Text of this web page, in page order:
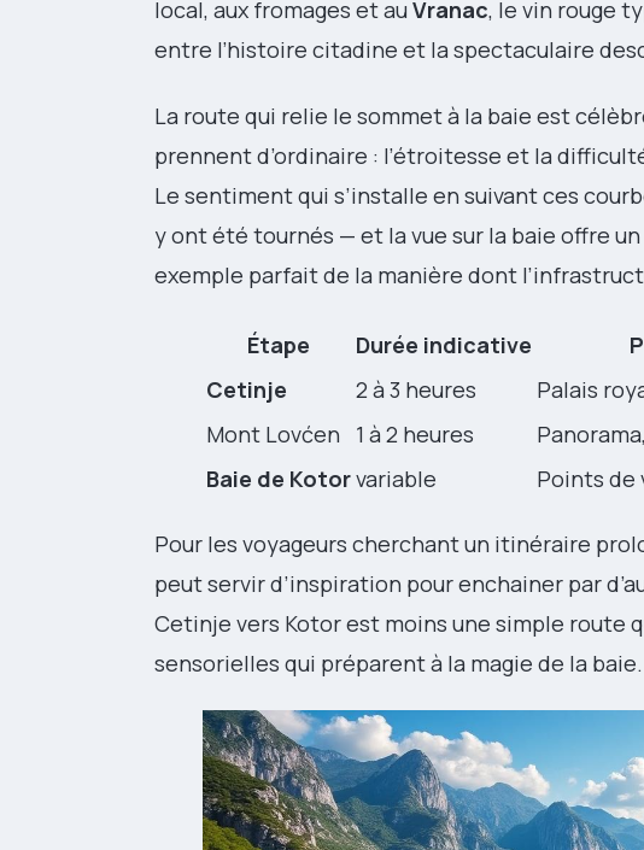
local, aux fromages et au Vranac, le vin rouge
entre l’histoire citadine et la spectaculaire
La route qui relie le sommet à la baie est
prennent d’ordinaire : l’étroitesse et la
Le sentiment qui s’installe en suivant ces
y ont été tournés — et la vue sur la baie offre
exemple parfait de la manière dont
Étape Durée indicative
Cetinje
2 à 3 heures
Palais
Mont Lovćen
1 à 2 heures
Baie de Kotorvariable Points de
Pour les voyageurs cherchant un itinéraire
peut servir d’inspiration pour enchainer par
Cetinje vers Kotor est moins une simple route
sensorielles qui préparent à la magie de la baie.